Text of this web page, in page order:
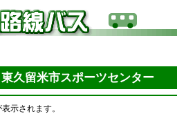
久留米市スポーツセンター
示されます。